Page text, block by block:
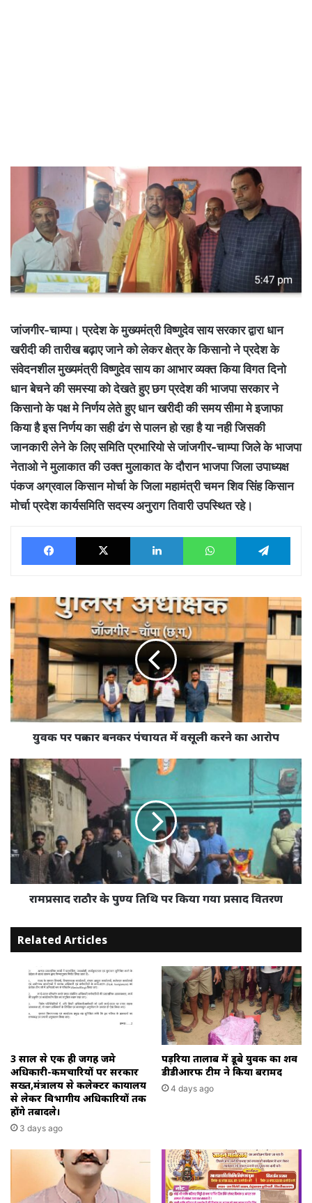
जांजगीर-चाम्पा। प्रदेश के मुख्यमंत्री विष्णुदेव साय सरकार द्वारा धान
खरीदी की तारीख बढ़ाए जाने को लेकर क्षेत्र के किसानो ने प्रदेश के
संवेदनशील मुख्यमंत्री विष्णुदेव साय का आभार व्यक्त किया विगत दिनो
धान बेचने की समस्या को देखते हुए छग प्रदेश की भाजपा सरकार ने
किसानो के पक्ष मे निर्णय लेते हुए धान खरीदी की समय सीमा मे इजाफा
किया है इस निर्णय का सही ढंग से पालन हो रहा है या नही जिसकी
जानकारी लेने के लिए समिति प्रभारियो से जांजगीर-चाम्पा जिले के भाजपा
नेताओ ने मुलाकात की उक्त मुलाकात के दौरान भाजपा जिला उपाध्यक्ष
पंकज अग्रवाल किसान मोर्चा के जिला महामंत्री चमन शिव सिंह किसान
मोर्चा प्रदेश कार्यसमिति सदस्य अनुराग तिवारी उपस्थित रहे।
Facebook X LinkedIn WhatsApp
युवक
पर
पत्रकार
बनकर
पंचायत
में
वसूली
करने
का
युवक पर पत्रकार बनकर पंचायत में वसूली करने का आरोप
रामप्रसाद
राठौर
पुण्य
पर
किया
प्रसाद
वितरणरामप्रसाद राठौर के पुण्य तिथि पर किया गया प्रसाद वितरण
Related Articles
3 साल से एक ही जगह जमे
अधिकारी-कर्मचारियों पर सरकार
सख्त,मंत्रालय से कलेक्टर कार्यालय
से लेकर विभागीय अधिकारियों तक
होंगे तबादले।
3 days ago
पड़रिया तालाब में डूबे युवक का शव
डीडीआरफ टीम ने किया बरामद
4 days ago